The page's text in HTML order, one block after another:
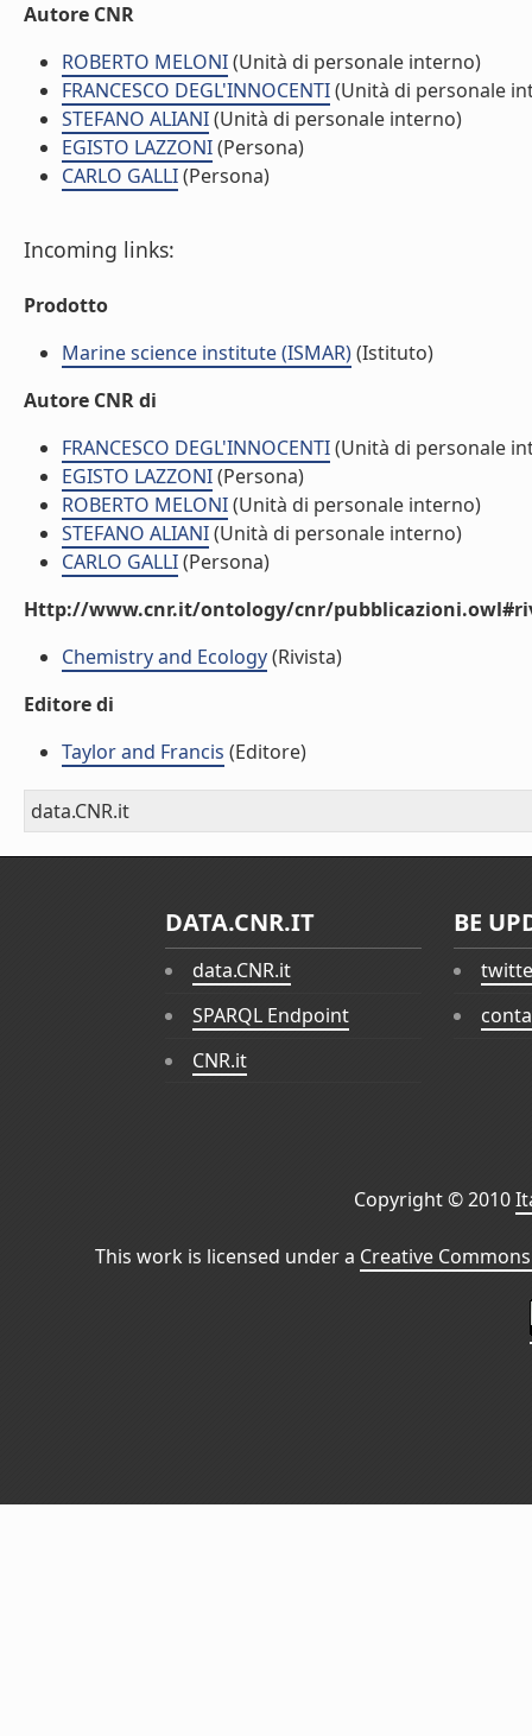
Autore CNR
ROBERTO MELONI(Unità di personale interno)
FRANCESCO DEGL'INNOCENTI(Unità di personale
STEFANO ALIANI(Unità di personale interno)
EGISTO LAZZONI(Persona)
CARLO GALLI(Persona)
Incoming links:
Prodotto
Marine science institute (ISMAR)(Istituto)
Autore CNR di
FRANCESCO DEGL'INNOCENTI(Unità di personale
EGISTO LAZZONI(Persona)
ROBERTO MELONI(Unità di personale interno)
STEFANO ALIANI(Unità di personale interno)
CARLO GALLI(Persona)
Http://www.cnr.it/ontology/cnr/
Chemistry and Ecology(Rivista)
Editore di
Taylor and Francis (Editore)
data.CNR.it
DATA.CNR.IT
data.CNR.it
SPARQL Endpoint
CNR.it
BE
Copyright © 2010
This work is licensed under a Creative